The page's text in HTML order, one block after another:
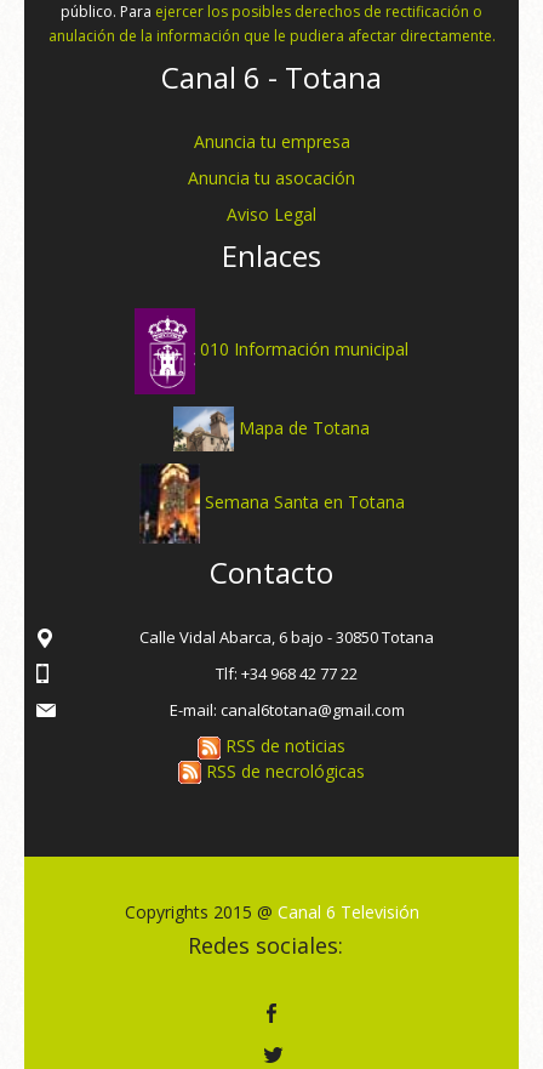
público. Para ejercer los posibles derechos de rectificación o
anulación de la información que le pudiera afectar directamente.
Canal 6 - Totana
Anuncia tu empresa
Anuncia tu asocación
Aviso Legal
Enlaces
010 Información municipal
Mapa de Totana
Semana Santa en Totana
Contacto
Calle Vidal Abarca, 6 bajo - 30850 Totana
Tlf: +34 968 42 77 22
E-mail: canal6totana@gmail.com
RSS de noticias
RSS de necrológicas
Copyrights 2015 @ Canal 6 Televisión
Redes sociales: